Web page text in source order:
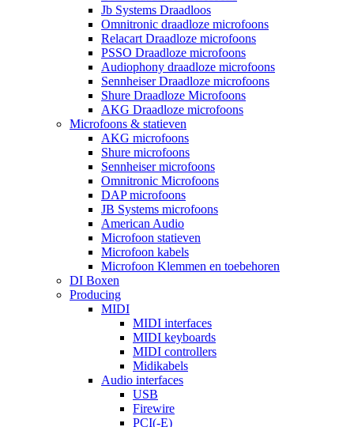
Jb Systems Draadloos
Omnitronic draadloze microfoons
Relacart Draadloze microfoons
PSSO Draadloze microfoons
Audiophony draadloze microfoons
Sennheiser Draadloze microfoons
Shure Draadloze Microfoons
AKG Draadloze microfoons
Microfoons & statieven
AKG microfoons
Shure microfoons
Sennheiser microfoons
Omnitronic Microfoons
DAP microfoons
JB Systems microfoons
American Audio
Microfoon statieven
Microfoon kabels
Microfoon Klemmen en toebehoren
DI Boxen
Producing
MIDI
MIDI interfaces
MIDI keyboards
MIDI controllers
Midikabels
Audio interfaces
USB
Firewire
PCI(-E)